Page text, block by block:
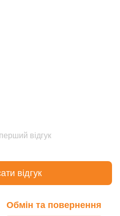
відгук
відгук
Обмін та повернення